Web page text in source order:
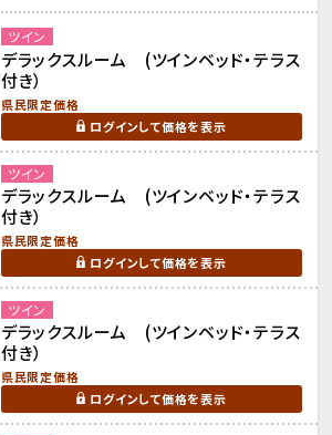
ツイン
デラックスルーム (ツインベッド・テラス
付き）
県民限定価格
ログインして価格を表示
ツイン
デラックスルーム (ツインベッド・テラス
付き）
県民限定価格
ログインして価格を表示
ツイン
デラックスルーム (ツインベッド・テラス
付き）
県民限定価格
ログインして価格を表示